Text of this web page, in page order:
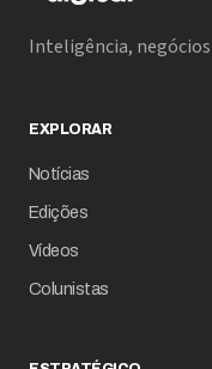
Inteligência,
EXPLORAR
Notícias
Edições
Vídeos
Colunistas